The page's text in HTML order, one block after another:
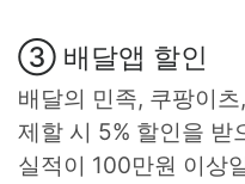
③ 배달앱 할인
배달의 민족, 쿠팡이
제할 시 5% 할인을 받
실적이 100만원 이상